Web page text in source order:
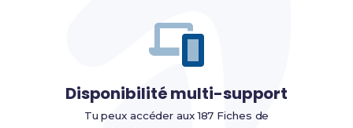
Disponibilité multi-support
Tu peux accéder aux 187 Fiches de